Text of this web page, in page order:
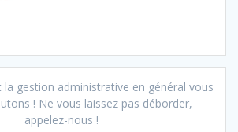
gestion administrative en général vous
! Ne vous laissez pas déborder,
appelez-nous !